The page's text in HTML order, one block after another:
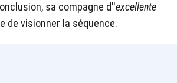
sa compagne d''excellente
de visionner la séquence.